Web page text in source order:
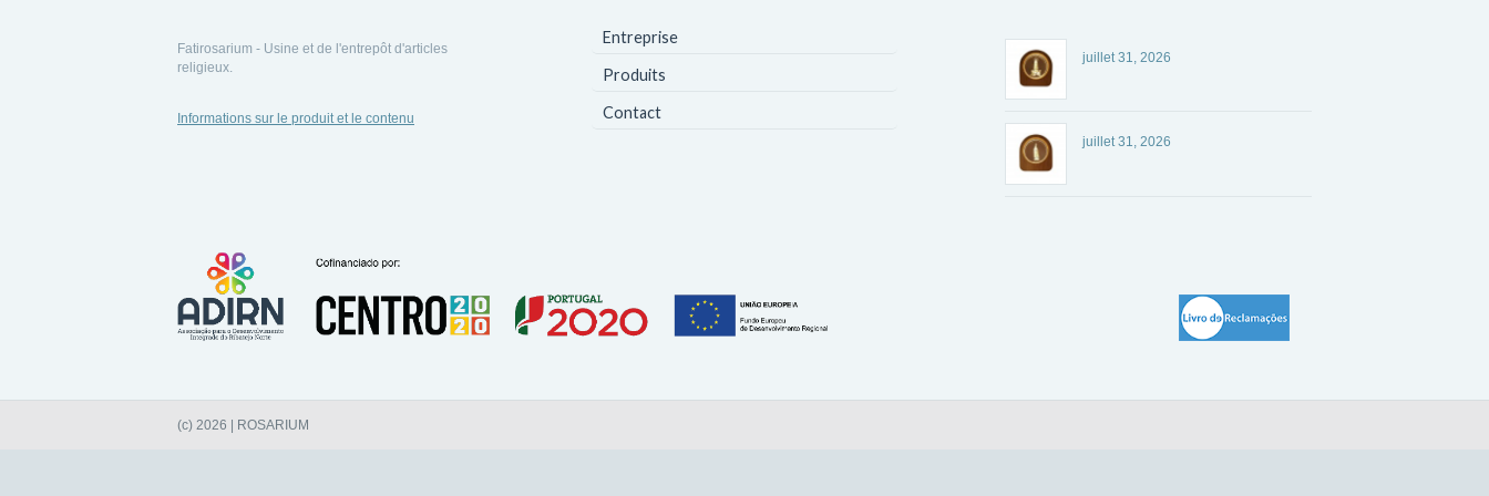
Fatirosarium - Usine et de l'entrepôt d'articles
religieux.
Informations sur le produit et le contenu
Entreprise
Produits
Contact
juillet 31, 2026
juillet 31, 2026
(c) 2026 | ROSARIUM